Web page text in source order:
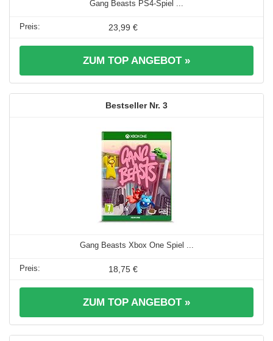
Gang Beasts PS4-Spiel ...
23,99 €
ZUM TOP ANGEBOT »
3
Gang Beasts Xbox One Spiel ...
18,75 €
ZUM TOP ANGEBOT »